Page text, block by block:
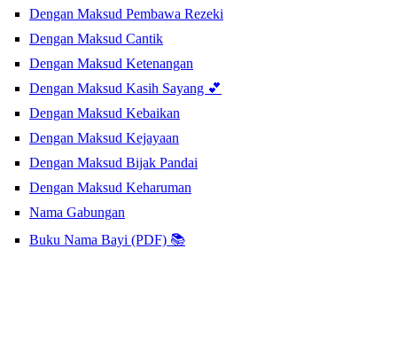
Dengan Maksud Pembawa Rezeki
Dengan Maksud Cantik
Dengan Maksud Ketenangan
Dengan Maksud Kasih Sayang 💕
Dengan Maksud Kebaikan
Dengan Maksud Kejayaan
Dengan Maksud Bijak Pandai
Dengan Maksud Keharuman
Nama Gabungan
Buku Nama Bayi (PDF) 📚